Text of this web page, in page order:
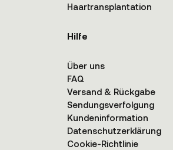
Haartransplantation
Hilfe
Über uns
FAQ
Versand & Rückgabe
Sendungsverfolgung
Kundeninformation
Datenschutzerklärung
Cookie-Richtlinie